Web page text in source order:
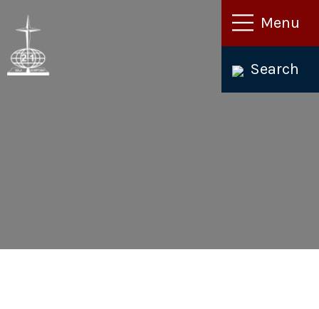
content
Search
Menu